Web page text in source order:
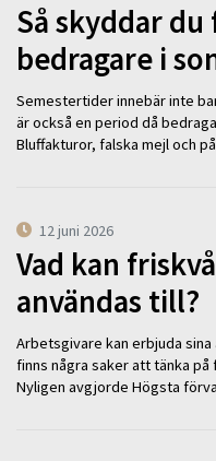
Så skyddar
bedragare i
Semestertider innebär inte
är också en period då
Bluffakturor, falska mejl och
12 juni 2026
Vad kan
användas till?
Arbetsgivare kan erbjuda
finns några saker att tänka
Nyligen avgjorde Högsta